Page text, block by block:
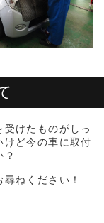
けたものがしっ
けど今の車に取付
？
ねください！